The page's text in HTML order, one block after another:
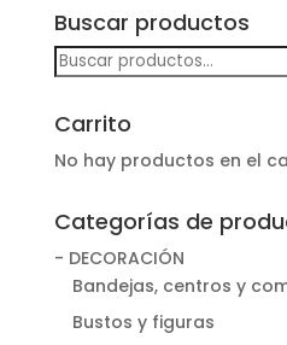
Buscar productos
Buscar
Carrito
No hay productos en el
Categorías de
- DECORACIÓN
Bandejas, centros y
Bustos y figuras